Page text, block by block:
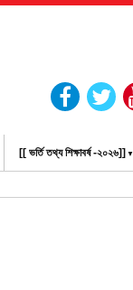
[[ ভর্তি তথ্য শিক্ষাবর্ষ -২০২৬]]